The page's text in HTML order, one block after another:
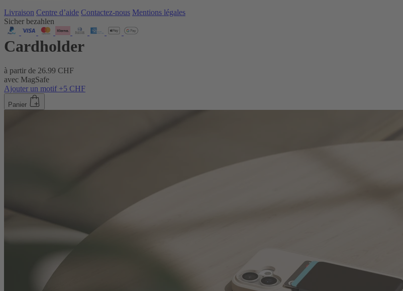
Livraison Centre d’aide Contactez‑nous Mentions légales
Sicher bezahlen
Cardholder
à partir de 26.99 CHF
avec MagSafe
Ajouter un motif +5 CHF
Panier